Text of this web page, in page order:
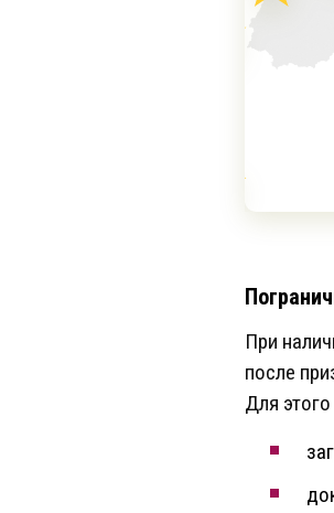
При
после
Для